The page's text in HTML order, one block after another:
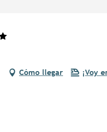
Cómo llegar ¡Voy